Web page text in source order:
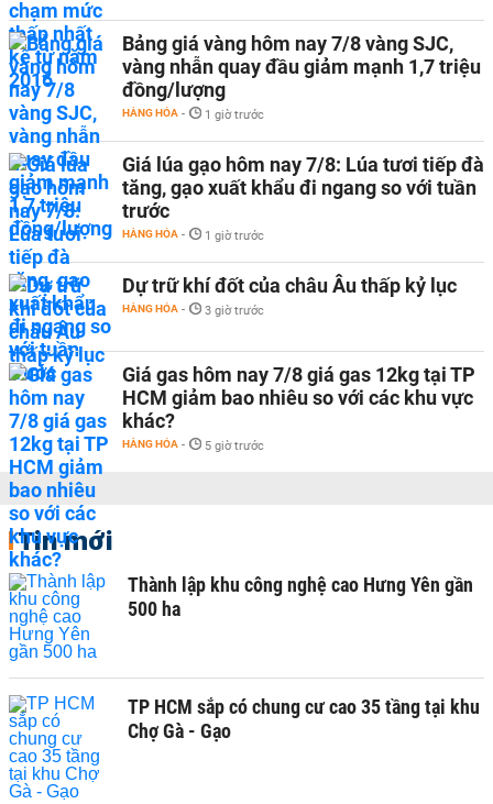
Bảng giá vàng hôm nay 7/8 vàng SJC,
vàng nhẫn quay đầu giảm mạnh 1,7 triệu
đồng/lượng
HÀNG HÓA - 1 giờ trước
Giá lúa gạo hôm nay 7/8: Lúa tươi tiếp đà
tăng, gạo xuất khẩu đi ngang so với tuần
trước
HÀNG HÓA - 1 giờ trước
Dự trữ khí đốt của châu Âu thấp kỷ lục
HÀNG HÓA - 3 giờ trước
Giá gas hôm nay 7/8 giá gas 12kg tại TP
HCM giảm bao nhiêu so với các khu vực
khác?
HÀNG HÓA - 5 giờ trước
Tin mới
Thành lập khu công nghệ cao Hưng Yên gần
500 ha
TP HCM sắp có chung cư cao 35 tầng tại khu
Chợ Gà - Gạo